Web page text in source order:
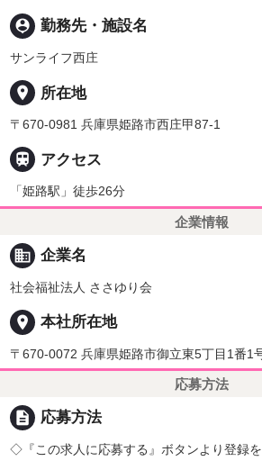
person_pin 勤務先・施設名
サンライフ西庄
place 所在地
〒670-0981 兵庫県姫路市西庄甲87-1
 アクセス
「姫路駅」徒歩26分
企業情報
business 企業名
社会福祉法人 ささゆり会
place 本社所在地
〒670-0072 兵庫県姫路市御立東5丁目1番1
応募方法
description 応募方法
◇『この求人に応募する』ボタンより登録を